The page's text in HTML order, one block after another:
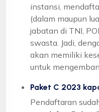
instansi,
(dalam maupun
jabatan di TNI,
swasta. Jadi,
akan memiliki
untuk
Paket C 2023
Pendaftaran